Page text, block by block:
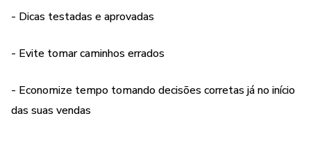
- Dicas testadas e aprovadas
- Evite tomar caminhos errados
- Economize tempo tomando decisões corretas já no início
das suas vendas